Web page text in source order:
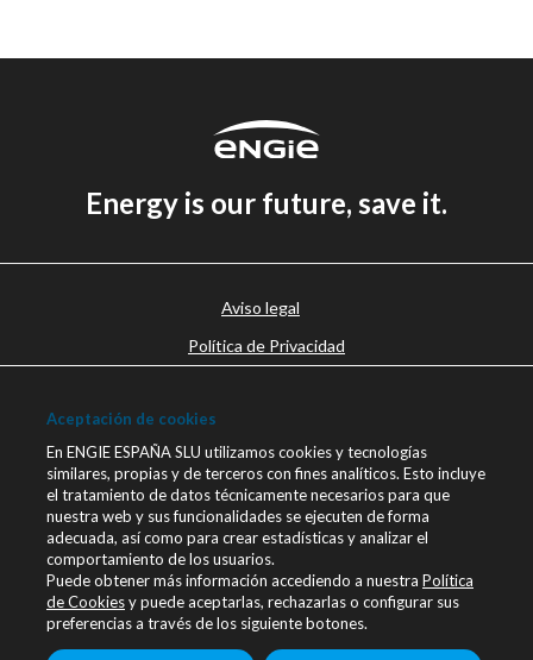
Energy is our future, save it.
Aviso legal
Política de Privacidad
Únete a nosotros
Blog ENGIE
Sala de Prensa
Contacto
engie.com
Linkedin
Aceptación de cookies
En ENGIE ESPAÑA SLU utilizamos cookies y tecnologías
similares, propias y de terceros con fines analíticos. Esto incluye
el tratamiento de datos técnicamente necesarios para que
nuestra web y sus funcionalidades se ejecuten de forma
adecuada, así como para crear estadísticas y analizar el
comportamiento de los usuarios.
Puede obtener más información accediendo a nuestra Política
de Cookiesy puede aceptarlas, rechazarlas o configurar sus
preferencias a través de los siguiente botones.